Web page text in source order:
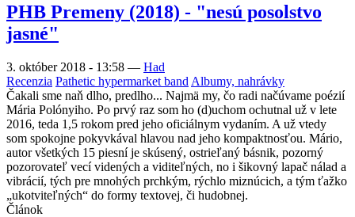
PHB Premeny (2018) - "nesú posolstvo
jasné"
3. október 2018 - 13:58 — Had
Recenzia Pathetic hypermarket band Albumy, nahrávky
Čakali sme naň dlho, predlho... Najmä my, čo radi načúvame poézií
Mária Polónyiho. Po prvý raz som ho (d)uchom ochutnal už v lete
2016, teda 1,5 rokom pred jeho oficiálnym vydaním. A už vtedy
som spokojne pokyvkával hlavou nad jeho kompaktnosťou. Mário,
autor všetkých 15 piesní je skúsený, ostrieľaný básnik, pozorný
pozorovateľ vecí videných a viditeľných, no i šikovný lapač nálad a
vibrácií, tých pre mnohých prchkým, rýchlo miznúcich, a tým ťažko
„ukotviteľných“ do formy textovej, či hudobnej.
Článok